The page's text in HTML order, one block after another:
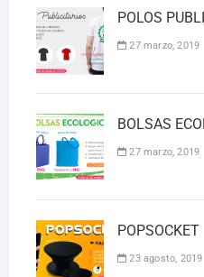
POLOS
27 marzo, 2019
BOLSAS
27 marzo, 2019
POPSOCKET
23 agosto, 2019